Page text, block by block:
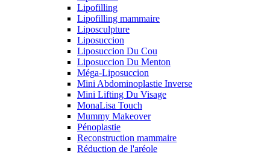
Lipofilling
Lipofilling mammaire
Liposculpture
Liposuccion
Liposuccion Du Cou
Liposuccion Du Menton
Méga-Liposuccion
Mini Abdominoplastie Inverse
Mini Lifting Du Visage
MonaLisa Touch
Mummy Makeover
Pénoplastie
Reconstruction mammaire
Réduction de l'aréole